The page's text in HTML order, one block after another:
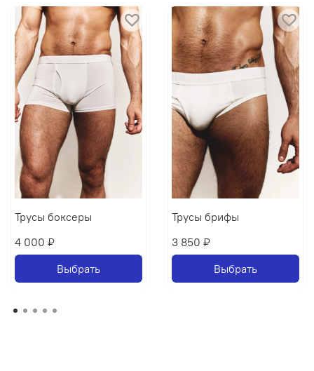
Трусы боксеры
4 000 ₽
Выбрать
Трусы брифы
3 850 ₽
Выбрать